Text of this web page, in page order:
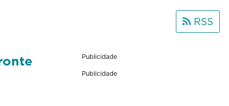
RSS
Publicidade
Publicidade